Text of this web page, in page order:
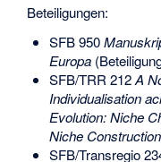
Beteiligungen:
SFB 950
Europa
SFB/TRR 212A
Individualisation
Evolution: Niche
Niche Construction
SFB/Transregio